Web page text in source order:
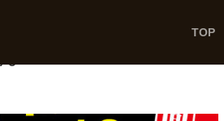
TOP